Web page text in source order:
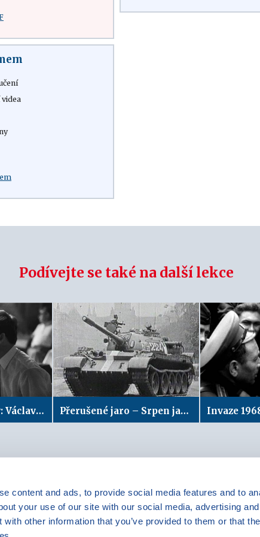
content and ads, to provide social media features and to
your use of our site with our social media, advertising
other information that you’ve provided to them or that
Podívejte se také na další lekce
Czech The History: Václav Havel Přerušené jaro – Srpen jako kladivo Invaze
Máte dotazy?
Rádi vám pomůžeme.
Kontaktujte nás
FAQ
Odebírejte